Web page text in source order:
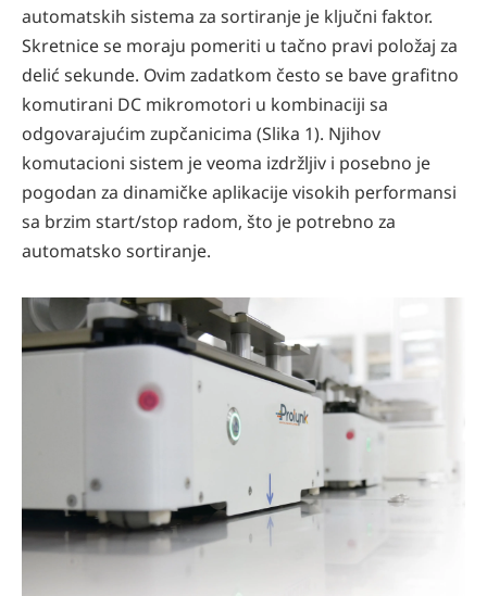
automatskih sistema za sortiranje je ključni faktor.
Skretnice se moraju pomeriti u tačno pravi položaj za
delić sekunde. Ovim zadatkom često se bave grafitno
komutirani DC mikromotori u kombinaciji sa
odgovarajućim zupčanicima (Slika 1). Njihov
komutacioni sistem je veoma izdržljiv i posebno je
pogodan za dinamičke aplikacije visokih performansi
sa brzim start/stop radom, što je potrebno za
automatsko sortiranje.